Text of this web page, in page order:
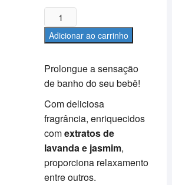
Prolongue a sensação
de banho do seu bebê!
Com deliciosa
fragrância, enriquecidos
comextratos de
lavanda e jasmim,
proporciona relaxamento
entre outros.
Colônia
Infantil
Blue
&
Carinho
Baby
quantidade
Adicionar ao carrinho